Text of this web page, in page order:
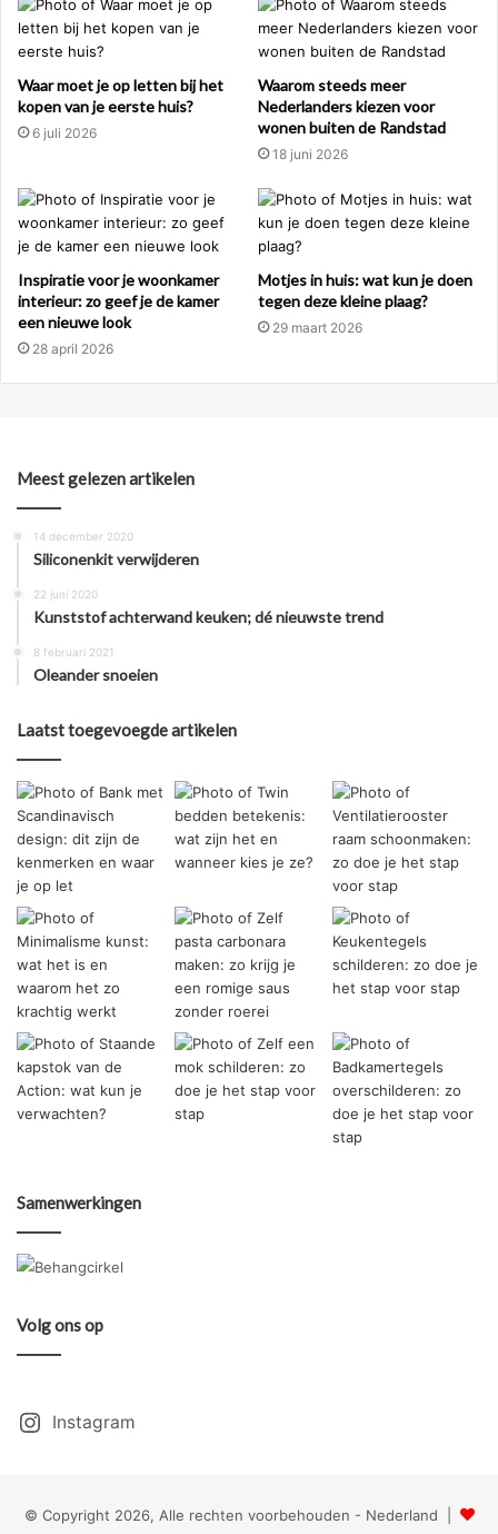
Waar moet je op letten bij het
kopen van je eerste huis?
6 juli 2026
Waarom steeds meer
Nederlanders kiezen voor
wonen buiten de Randstad
18 juni 2026
Inspiratie voor je woonkamer
interieur: zo geef je de kamer
een nieuwe look
28 april 2026
Motjes in huis: wat kun je doen
tegen deze kleine plaag?
29 maart 2026
Meest gelezen artikelen
14 december 2020
Siliconenkit verwijderen
22 juni 2020
Kunststof achterwand keuken; dé nieuwste trend
8 februari 2021
Oleander snoeien
Laatst toegevoegde artikelen
Samenwerkingen
Volg ons op
Instagram
© Copyright 2026, Alle rechten voorbehouden - Nederland |